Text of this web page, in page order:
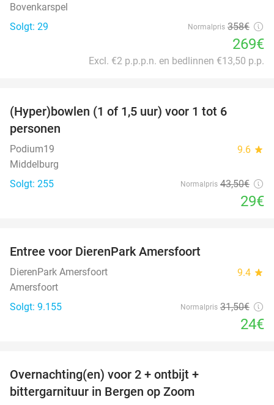
Bovenkarspel
Solgt: 29
Normalpris 358€
269€
Excl. €2 p.p.p.n. en bedlinnen €13,50 p.p.
(Hyper)bowlen (1 of 1,5 uur) voor 1 tot 6
personen
Podium19 9.6 star
Middelburg
Solgt: 255
Normalpris 43,50€
29€
Entree voor DierenPark Amersfoort
DierenPark Amersfoort 9.4 star
Amersfoort
Solgt: 9.155
Normalpris 31,50€
24€
Overnachting(en) voor 2 + ontbijt +
bittergarnituur in Bergen op Zoom